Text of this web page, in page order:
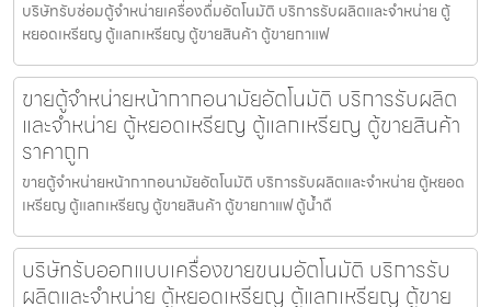
บริษัทรับซ่อมตู้จำหน่ายเครื่องดื่ม​อัตโนมัติ บริการรับผลิตและจำหน่าย ตู้
หยอดเหรียญ ตู้แลกเหรียญ ตู้ขายสินค้า ตู้ขายกาแฟ
ขายตู้จำหน่ายหน้ากากอนามัย​อัตโนมัติ บริการรับผลิต
และจำหน่าย ตู้หยอดเหรียญ ตู้แลกเหรียญ ตู้ขายสินค้า
ราคาถูก
ขายตู้จำหน่ายหน้ากากอนามัย​อัตโนมัติ บริการรับผลิตและจำหน่าย ตู้หยอด
เหรียญ ตู้แลกเหรียญ ตู้ขายสินค้า ตู้ขายกาแฟ ตู้น้ำดื
บริษัทรับออกแบบเครื่องขายขนม​อัตโนมัติ บริการรับ
ผลิตและจำหน่าย ตู้หยอดเหรียญ ตู้แลกเหรียญ ตู้ขาย